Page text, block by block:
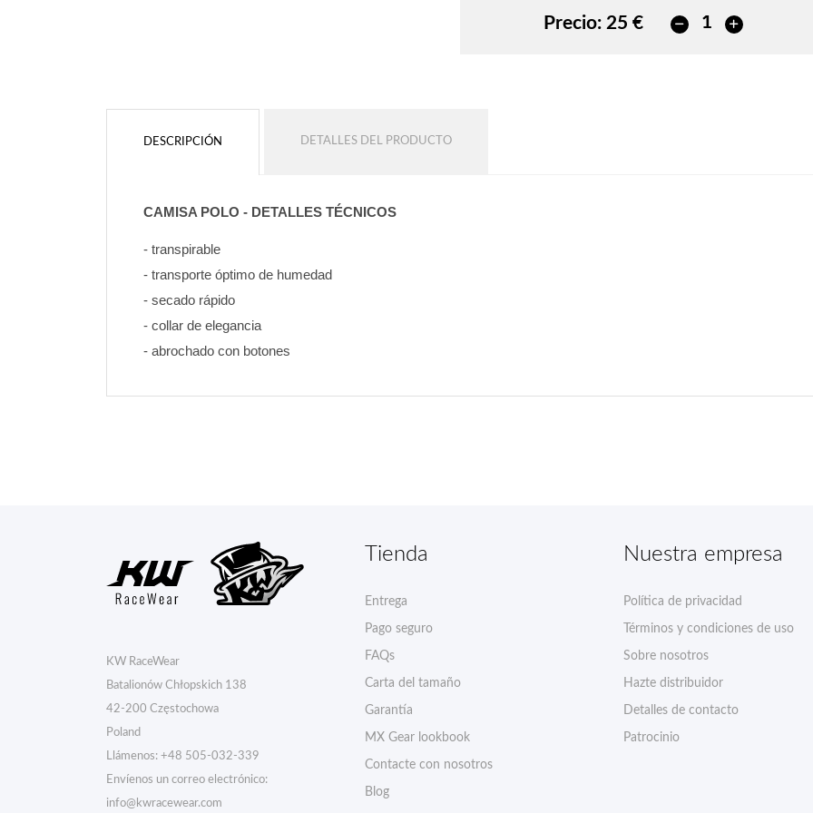
AÑADIR
Sin contorno
AÑADIR
Precio: 25 €
DESCRIPCIÓN DETALLES DEL PRODUCTO
CAMISA POLO - DETALLES TÉCNICOS
- transpirable
- transporte óptimo de humedad
- secado rápido
- collar de elegancia
- abrochado con botones
KW RaceWear
Batalionów Chłopskich 138
42-200 Częstochowa
Poland
Llámenos: +48 505-032-339
Envíenos un correo electrónico:
info@kwracewear.com
Tienda
Entrega
Pago seguro
FAQs
Carta del tamaño
Garantía
MX Gear lookbook
Contacte con nosotros
Blog
Nuestra empresa
Política de privacidad
Términos y condiciones de uso
Sobre nosotros
Hazte distribuidor
Detalles de contacto
Patrocinio